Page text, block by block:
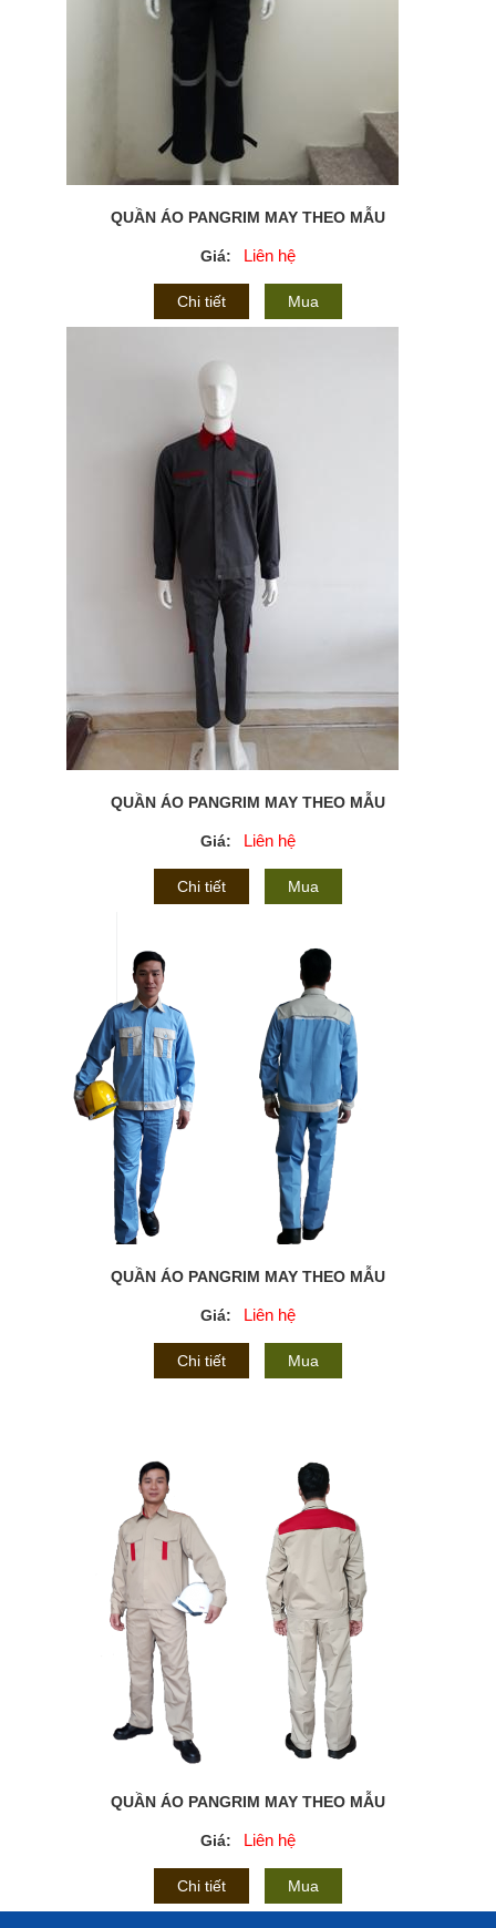
QUẦN ÁO PANGRIM MAY THEO MẪU
Giá: Liên hệ
Chi tiết Mua
QUẦN ÁO PANGRIM MAY THEO MẪU
Giá: Liên hệ
Chi tiết Mua
QUẦN ÁO PANGRIM MAY THEO MẪU
Giá: Liên hệ
Chi tiết Mua
QUẦN ÁO PANGRIM MAY THEO MẪU
Giá: Liên hệ
Chi tiết Mua